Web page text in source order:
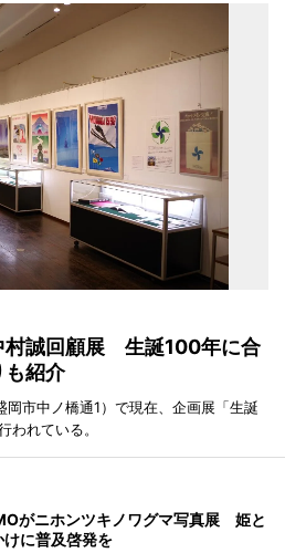
村誠回顧展 生誕100年に合
も紹介
岡市中ノ橋通1）で現在、企画展「生誕
われている。
がニホンツキノワグマ写真展 姫と
けに普及啓発を